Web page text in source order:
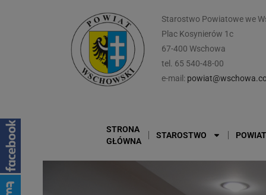
Starostwo Powiatowe we
Plac Kosynierów 1c
67-400 Wschowa
tel. 65 540-48-00
e-mail:
STRONA
GŁÓWNA
STAROSTWO POWIAT